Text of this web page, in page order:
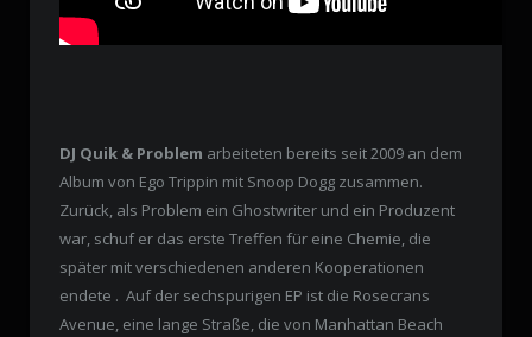
DJ Quik & Problem arbeiteten bereits seit 2009 an dem
Album von Ego Trippin mit Snoop Dogg zusammen.
Zurück, als Problem ein Ghostwriter und ein Produzent
war, schuf er das erste Treffen für eine Chemie, die
später mit verschiedenen anderen Kooperationen
endete . Auf der sechspurigen EP ist die Rosecrans
Avenue, eine lange Straße, die von Manhattan Beach